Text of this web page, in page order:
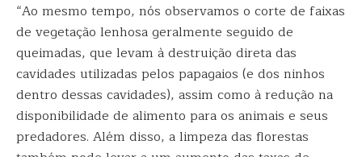
“Ao mesmo tempo, nós observamos o corte de faixas
de vegetação lenhosa geralmente seguido de
queimadas, que levam à destruição direta das
cavidades utilizadas pelos papagaios (e dos ninhos
dentro dessas cavidades), assim como à redução na
disponibilidade de alimento para os animais e seus
predadores. Além disso, a limpeza das florestas